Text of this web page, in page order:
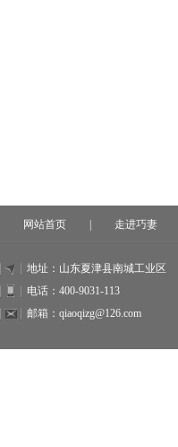
网站首页 走进巧妻
地址：山东夏津县南城工业区
电话：400-9031-113
邮箱：qiaoqizg@126.com